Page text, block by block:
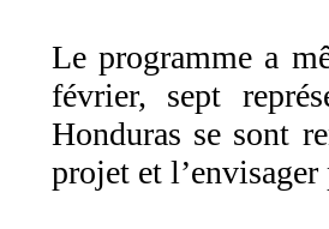
Le programme a
février, sept
Honduras se sont
projet et